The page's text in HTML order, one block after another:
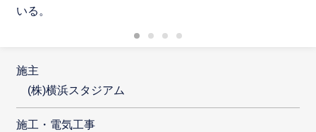
いる。
施主
(株)横浜スタジアム
施工・電気工事